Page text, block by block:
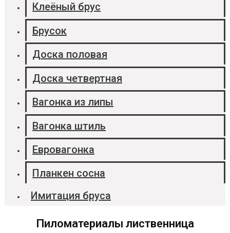
Клеёный брус
Брусок
Доска половая
Доска четвертная
Вагонка из липы
Вагонка штиль
Евровагонка
Планкен сосна
Имитация бруса
Пиломатериалы лиственница